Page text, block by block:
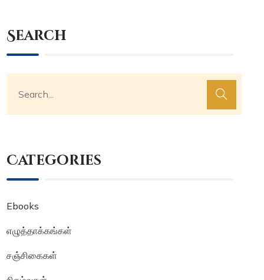
Search
Categories
Ebooks
எழுத்தாக்கங்கள்
சஞ்சிகைகள்